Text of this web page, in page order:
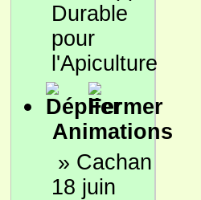
Durable
pour
l'Apiculture
Animations
» Cachan
18 juin